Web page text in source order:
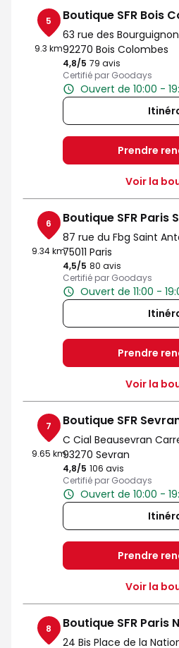
5
9.3 km
Boutique SFR Bois
63 rue des
92270 Bois Colombes
4,8/5 Note de 4.8 sur 5
79 avis
Certifié par Goodays
Ouvert de 10:00 -
Prendre
Voir la
6
9.34 km
Boutique SFR Paris
87 rue du Fbg Saint
75011 Paris
4,5/5 Note de 4.5 sur 5
80 avis
Certifié par Goodays
Ouvert de 11:00 -
Prendre
Voir la
7
9.65 km
Boutique SFR
C Cial Beausevran
93270 Sevran
4,8/5 Note de 4.8 sur 5
106 avis
Certifié par Goodays
Ouvert de 10:00 -
Prendre
Voir la
8 Boutique SFR Paris
24 Bis Place de la